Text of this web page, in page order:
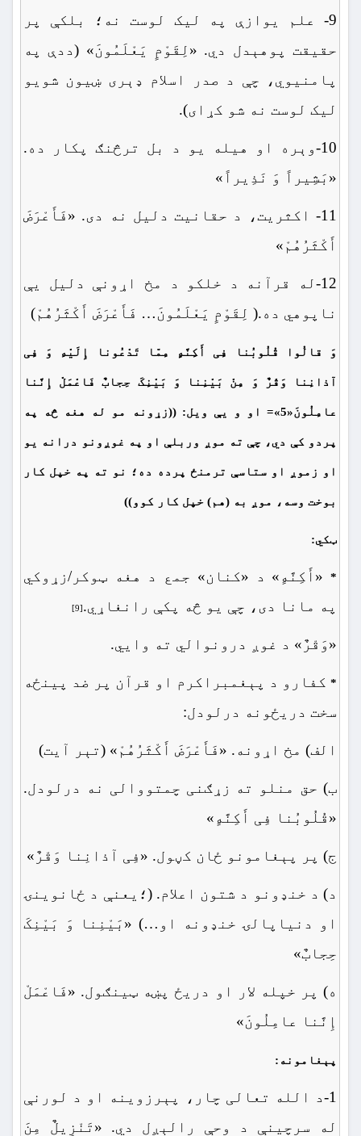
9- علم یوازې په لیک لوست نه؛ بلکې پر
حقیقت پوهېدل دي. «لِقَوْمٍ یَعْلَمُونَ» (ددې په
پامنیوي، چې د صدر اسلام ډېری ښیون شويو
لیک لوست نه شو کړای).
10-وېره او هیله یو د بل ترڅنګ پکار ده.
«بَشِیراً وَ نَذِیراً»
11- اکثریت، د حقانیت دلیل نه دی. «فَأَعْرَضَ
أَکْثَرُهُمْ»
12-له قرآنه د خلکو د مخ اړونې دلیل یې
ناپوهي ده.( لِقَوْمٍ یَعْلَمُونَ… فَأَعْرَضَ أَکْثَرُهُمْ)
وَ قالُوا قُلُوبُنا فِی أَکِنَّهٍ مِمّا تَدْعُونا إِلَیْهِ وَ فِی
آذانِنا وَقْرٌ وَ مِنْ بَیْنِنا وَ بَیْنِکَ حِجابٌ فَاعْمَلْ إِنَّنا
عامِلُونَ«5»= او و یې ويل: ((زړونه مو له هغه څه په
پردو کې دي، چې ته موږ وربلې او په غوږونو درانه يو
او زموږ او ستاسې ترمنځ پرده ده؛ نو ته په خپل كار
بوخت وسه، موږ به (هم) خپل کار كوو))
ټکي:
*
«أَکِنَّهٍ» د «کنان» جمع د هغه ټوکر/زړوکي
په مانا دی، چې یو څه پکې رانغاړي.[9]
«وَقْرٌ» د غوږ درونوالي ته وايي.
* کفارو د پېغمبراکرم او قرآن پر ضد پینځه
سخت دریځونه درلودل:
الف) مخ اړونه. «فَأَعْرَضَ أَکْثَرُهُمْ» (تېر آیت)
ب) حق منلو ته زړګنی چمتووالی نه درلودل.
«قُلُوبُنا فِی أَکِنَّهٍ»
ج) پر پېغامونو ځان کڼول. «فِی آذانِنا وَقْرٌ»
د) د خنډونو د شتون اعلام. (؛یعنې د ځانوینۍ
او دنیاپالۍ خنډونه او…) «بَیْنِنا وَ بَیْنِکَ
حِجابٌ»
ه) پر خپله لار او دریځ پښه ټینګول. «فَاعْمَلْ
إِنَّنا عامِلُونَ»
پېغامونه:
1-د الله تعالی چار، پېرزوینه او د لورنې
له سرچینې د وحې رالېږل دي. «تَنْزِیلٌ مِنَ